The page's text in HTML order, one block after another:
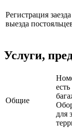
Регистрация
выезда
Услуги,
Общие
для